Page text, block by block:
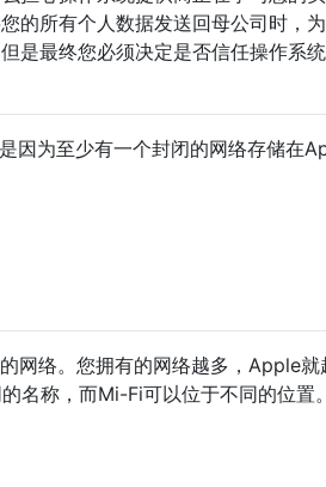
的所有个人数据发送回母公司时，
是最终您必须决定是否信任操作系统
因为至少有一个封闭的网络存储在
网络。您拥有的网络越多，Apple
名称，而Mi-Fi可以位于不同的位置。